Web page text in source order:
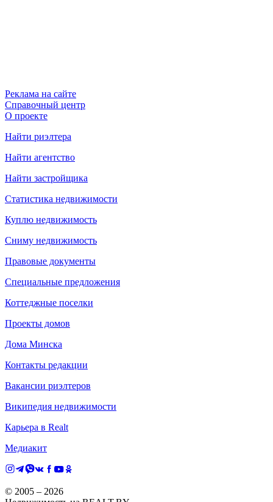
Реклама на сайте
Справочный центр
О проекте
Найти риэлтера
Найти агентство
Найти застройщика
Статистика недвижимости
Куплю недвижимость
Сниму недвижимость
Правовые документы
Специальные предложения
Коттеджные поселки
Проекты домов
Дома Минска
Контакты редакции
Вакансии риэлтеров
Википедия недвижимости
Карьера в Realt
Медиакит
© 2005 – 2026